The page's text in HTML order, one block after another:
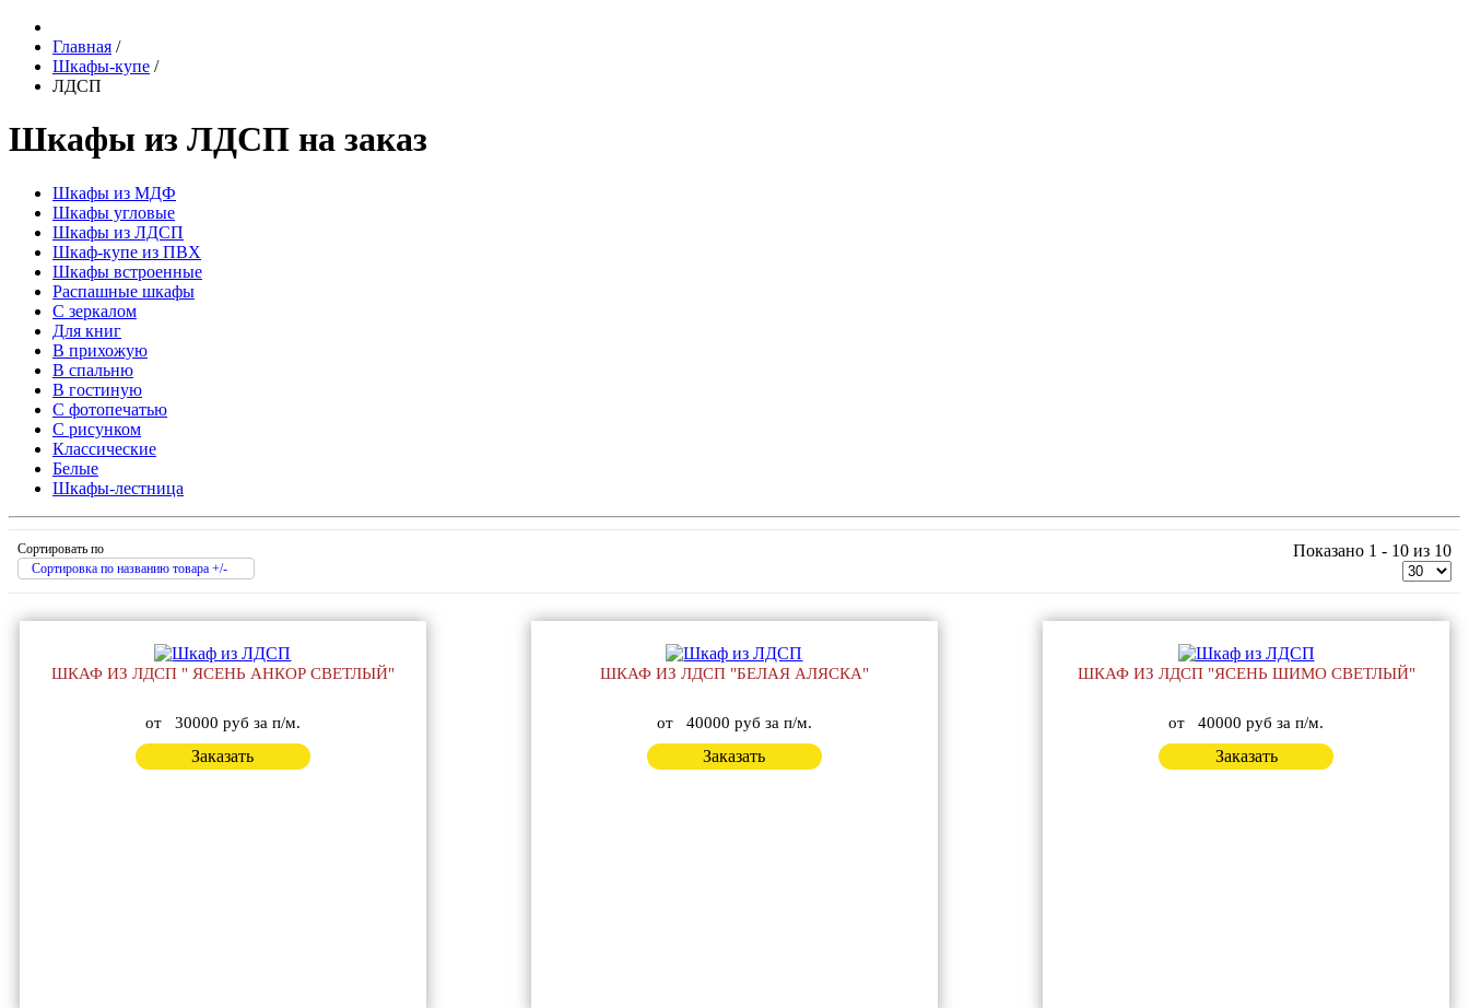
Главная /
Шкафы-купе /
ЛДСП
Шкафы из ЛДСП на заказ
Шкафы из МДФ
Шкафы угловые
Шкафы из ЛДСП
Шкаф-купе из ПВХ
Шкафы встроенные
Распашные шкафы
С зеркалом
Для книг
В прихожую
В спальню
В гостиную
С фотопечатью
С рисунком
Классические
Белые
Шкафы-лестница
Сортировать по
Сортировка по названию товара +/-
Показано 1 - 10 из 10
ШКАФ ИЗ ЛДСП " ЯСЕНЬ АНКОР СВЕТЛЫЙ"
от 30000 руб за п/м.
Заказать
ШКАФ ИЗ ЛДСП "БЕЛАЯ АЛЯСКА"
от 40000 руб за п/м.
Заказать
ШКАФ ИЗ ЛДСП "ЯСЕНЬ ШИМО СВЕТЛЫЙ"
от 40000 руб за п/м.
Заказать